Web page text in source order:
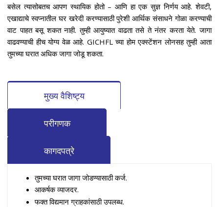
बसेल त्यासोबतच आपण स्थायिक होतो – आणि हा एक सुज्ञ निर्णय आहे. शेवटी,
एखाद्याचे स्वप्नातील घर खरेदी करण्यासाठी पुरेशी आर्थिक संसाधने गोळा करण्याची
वाट पाहत बसू शकत नाही. तुम्ही आयुष्यात वाढता तसे ते नंतर करता येते. जागा
वाढवण्याची हीच योग्य वेळ आहे. GICHFL च्या होम एक्स्टेंशन लोनसह तुम्ही आता
तुमच्या घरात अधिक जागा जोडू शकता.
मुख्य वैशिष्ट्य
परीगणक
कागदपत्रे
तुमच्या घरात जागा जोडण्यासाठी कर्ज.
आकर्षक व्याजदर.
फक्त विद्यमान ग्राहकांसाठी उपलब्ध.